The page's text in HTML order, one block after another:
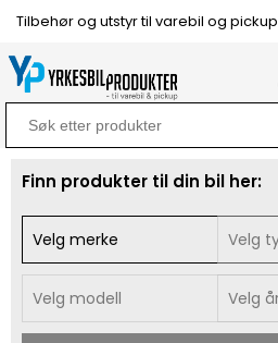
Tilbehør og utstyr til varebil og pickup
Search
for:
Finn produkter til din bil her: